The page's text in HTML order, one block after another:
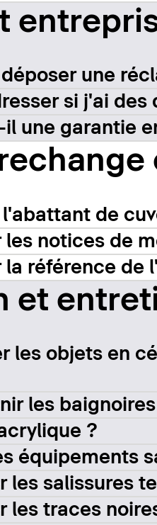
une
si j'ai
une garantie
de
les notices de
la référence de
et
les objets en
les
?
équipements
les salissures
les traces